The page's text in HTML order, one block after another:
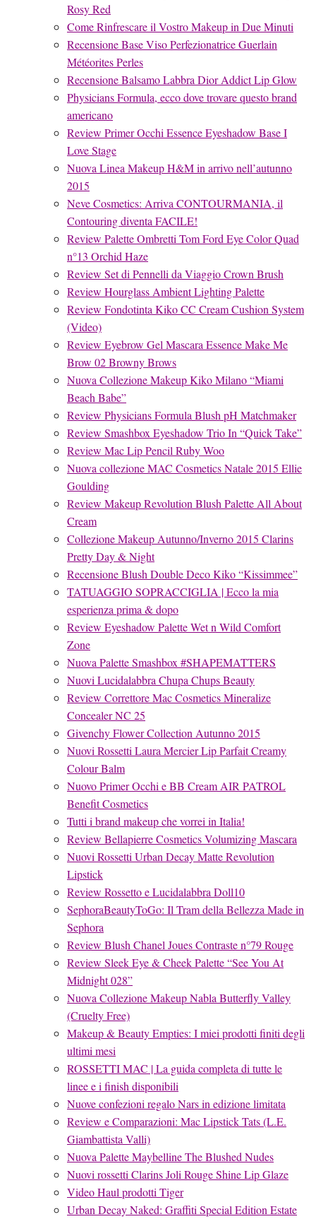
Rosy Red
Come Rinfrescare il Vostro Makeup in Due Minuti
Recensione Base Viso Perfezionatrice Guerlain
Météorites Perles
Recensione Balsamo Labbra Dior Addict Lip Glow
Physicians Formula, ecco dove trovare questo brand
americano
Review Primer Occhi Essence Eyeshadow Base I
Love Stage
Nuova Linea Makeup H&M in arrivo nell’autunno
2015
Neve Cosmetics: Arriva CONTOURMANIA, il
Contouring diventa FACILE!
Review Palette Ombretti Tom Ford Eye Color Quad
n°13 Orchid Haze
Review Set di Pennelli da Viaggio Crown Brush
Review Hourglass Ambient Lighting Palette
Review Fondotinta Kiko CC Cream Cushion System
(Video)
Review Eyebrow Gel Mascara Essence Make Me
Brow 02 Browny Brows
Nuova Collezione Makeup Kiko Milano “Miami
Beach Babe”
Review Physicians Formula Blush pH Matchmaker
Review Smashbox Eyeshadow Trio In “Quick Take”
Review Mac Lip Pencil Ruby Woo
Nuova collezione MAC Cosmetics Natale 2015 Ellie
Goulding
Review Makeup Revolution Blush Palette All About
Cream
Collezione Makeup Autunno/Inverno 2015 Clarins
Pretty Day & Night
Recensione Blush Double Deco Kiko “Kissimmee”
TATUAGGIO SOPRACCIGLIA | Ecco la mia
esperienza prima & dopo
Review Eyeshadow Palette Wet n Wild Comfort
Zone
Nuova Palette Smashbox #SHAPEMATTERS
Nuovi Lucidalabbra Chupa Chups Beauty
Review Correttore Mac Cosmetics Mineralize
Concealer NC 25
Givenchy Flower Collection Autunno 2015
Nuovi Rossetti Laura Mercier Lip Parfait Creamy
Colour Balm
Nuovo Primer Occhi e BB Cream AIR PATROL
Benefit Cosmetics
Tutti i brand makeup che vorrei in Italia!
Review Bellapierre Cosmetics Volumizing Mascara
Nuovi Rossetti Urban Decay Matte Revolution
Lipstick
Review Rossetto e Lucidalabbra Doll10
SephoraBeautyToGo: Il Tram della Bellezza Made in
Sephora
Review Blush Chanel Joues Contraste n°79 Rouge
Review Sleek Eye & Cheek Palette “See You At
Midnight 028”
Nuova Collezione Makeup Nabla Butterfly Valley
(Cruelty Free)
Makeup & Beauty Empties: I miei prodotti finiti degli
ultimi mesi
ROSSETTI MAC | La guida completa di tutte le
linee e i finish disponibili
Nuove confezioni regalo Nars in edizione limitata
Review e Comparazioni: Mac Lipstick Tats (L.E.
Giambattista Valli)
Nuova Palette Maybelline The Blushed Nudes
Nuovi rossetti Clarins Joli Rouge Shine Lip Glaze
Video Haul prodotti Tiger
Urban Decay Naked: Graffiti Special Edition Estate